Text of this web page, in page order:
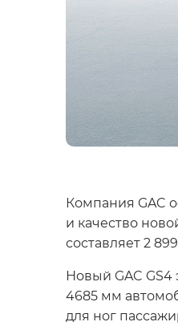
Компания GAC
и качество
составляет 2
Новый GAC
4685 мм
для ног